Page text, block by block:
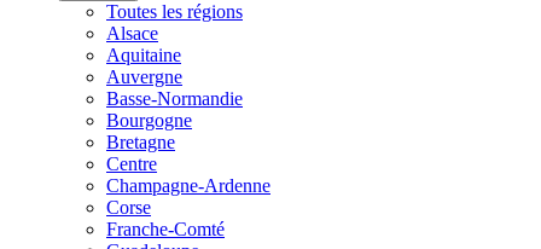
Toutes les régions
Alsace
Aquitaine
Auvergne
Basse-Normandie
Bourgogne
Bretagne
Centre
Champagne-Ardenne
Corse
Franche-Comté